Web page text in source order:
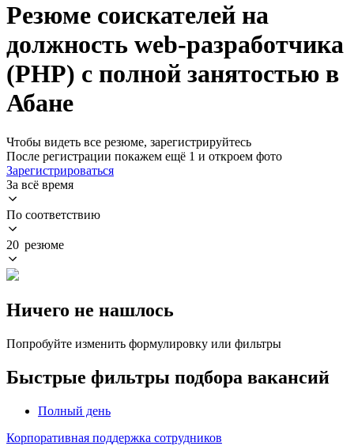
Резюме соискателей на
должность web-разработчика
(PHP) с полной занятостью в
Абане
Чтобы видеть все резюме, зарегистрируйтесь
После регистрации покажем ещё 1 и откроем фото
Зарегистрироваться
За всё время
По соответствию
20 резюме
Ничего не нашлось
Попробуйте изменить формулировку или фильтры
Быстрые фильтры подбора вакансий
Полный день
Корпоративная поддержка сотрудников